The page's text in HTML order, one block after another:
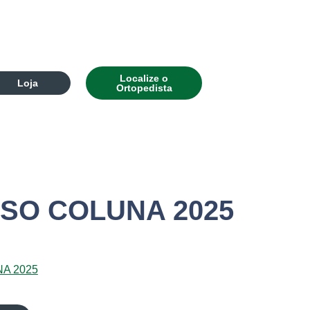
Loja
Localize o
Ortopedista
COLUNA 2025
2025